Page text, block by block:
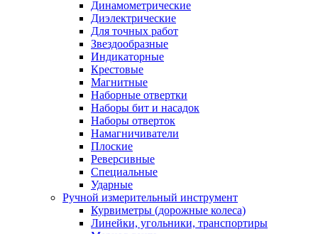
Динамометрические
Диэлектрические
Для точных работ
Звездообразные
Индикаторные
Крестовые
Магнитные
Наборные отвертки
Наборы бит и насадок
Наборы отверток
Намагничиватели
Плоские
Реверсивные
Специальные
Ударные
Ручной измерительный инструмент
Курвиметры (дорожные колеса)
Линейки, угольники, транспортиры